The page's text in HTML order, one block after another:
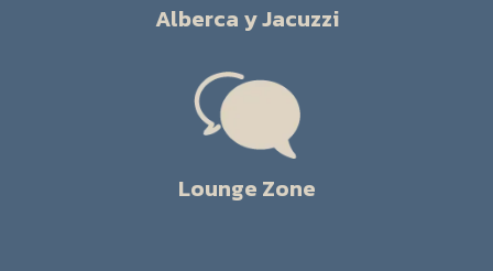
Alberca y Jacuzzi
Lounge Zone